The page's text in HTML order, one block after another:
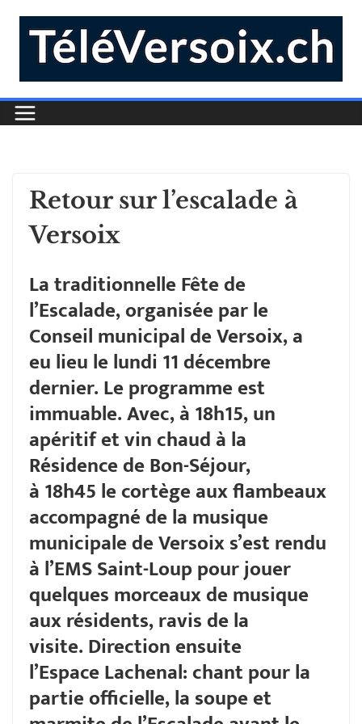
Retour sur l’escalade à
Versoix
La traditionnelle Fête de
l’Escalade, organisée par le
Conseil municipal de Versoix, a
eu lieu le lundi 11 décembre
dernier. Le programme est
immuable. Avec, à 18h15, un
apéritif et vin chaud à la
Résidence de Bon-Séjour,
à 18h45 le cortège aux flambeaux
accompagné de la musique
municipale de Versoix s’est rendu
à l’EMS Saint-Loup pour jouer
quelques morceaux de musique
aux résidents, ravis de la
visite. Direction ensuite
l’Espace Lachenal: chant pour la
partie officielle, la soupe et